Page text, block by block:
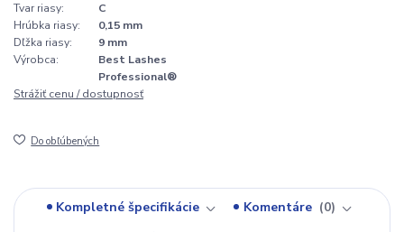
Tvar riasy:
C
Hrúbka riasy:
0,15 mm
Dľžka riasy:
9 mm
Výrobca:
Best Lashes
Professional®
Strážiť cenu / dostupnosť
Do obľúbených
Kompletné špecifikácie Komentáre
0